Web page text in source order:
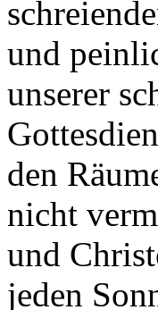
und
unserer
den
nicht
und
jeden